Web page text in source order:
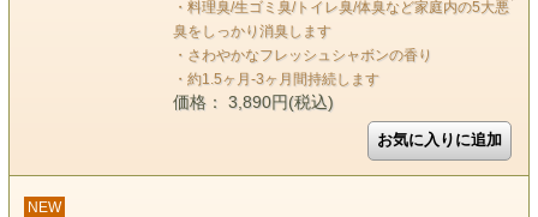
・料理臭/生ゴミ臭/トイレ臭/体臭など家庭内の5大悪
臭をしっかり消臭します
・さわやかなフレッシュシャボンの香り
・約1.5ヶ月-3ヶ月間持続します
価格： 3,890円(税込)
NEW